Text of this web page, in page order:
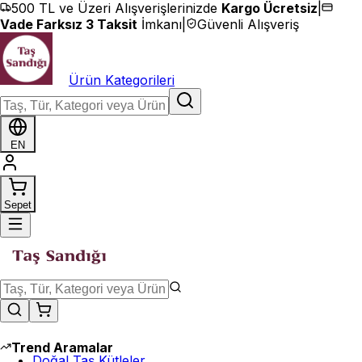
İçeriğe geç
500 TL ve Üzeri Alışverişlerinizde Kargo Ücretsiz
Vade Farksız 3 Taksit İmkanı Güvenli Alışveriş
Ürün Kategorileri
EN
Sepet
Trend Aramalar